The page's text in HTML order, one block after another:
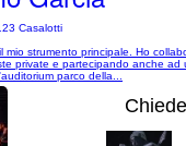
Casalotti
mio strumento principale. Ho
private e partecipando anche ad
parco della...